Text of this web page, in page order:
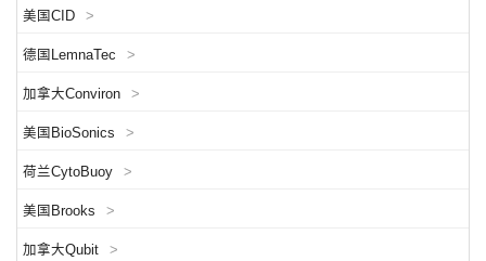
美国CID >
德国LemnaTec >
加拿大Conviron >
美国BioSonics >
荷兰CytoBuoy >
美国Brooks >
加拿大Qubit >